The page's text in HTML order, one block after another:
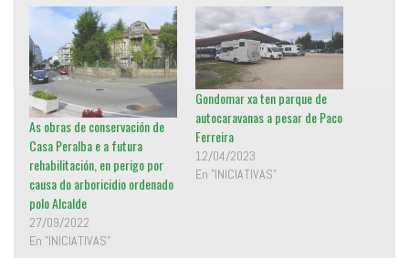
b
r
e
n
u
n
v
e
n
t
a
n
a
n
u
v
a
)
e
n
F
a
c
e
b
o
o
k
(
S
a
b
r
e
a
v
As obras de conservación de
Casa Peralba e a futura
rehabilitación, en perigo por
causa do arboricidio ordenado
polo Alcalde
27/09/2022
En "INICIATIVAS"
Gondomar xa ten parque de
autocaravanas a pesar de Paco
Ferreira
12/04/2023
En "INICIATIVAS"